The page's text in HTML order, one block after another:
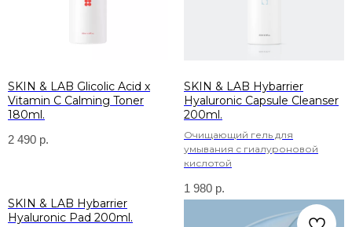
SKIN & LAB Glicolic Acid x
Vitamin C Calming Toner
180ml.
2 490 р.
SKIN & LAB Hybarrier
Hyaluronic Capsule Cleanser
200ml.
Очищающий гель для
умывания с гиалуроновой
кислотой
1 980 р.
SKIN & LAB Hybarrier
Hyaluronic Pad 200ml.